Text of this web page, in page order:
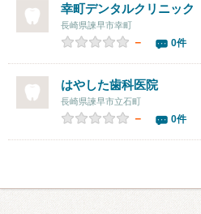
幸町デンタルクリニック
長崎県諫早市幸町
－ 0件
はやした歯科医院
長崎県諫早市立石町
－ 0件